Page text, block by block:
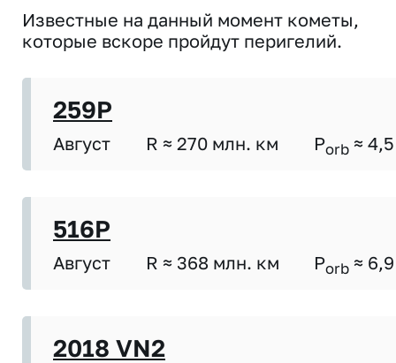
Известные на данный момент кометы,
которые вскоре пройдут перигелий.
259P
Август R ≈ 270 млн. км Porb ≈ 4,5
516P
Август R ≈ 368 млн. км Porb ≈ 6,9
2018 VN2